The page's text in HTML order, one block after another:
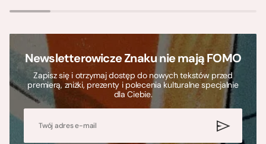
Newsletterowicze Znaku nie mają FOMO
Zapisz się i otrzymaj dostęp do nowych tekstów przed
premierą, zniżki, prezenty i polecenia kulturalne specjalnie
dla Ciebie.